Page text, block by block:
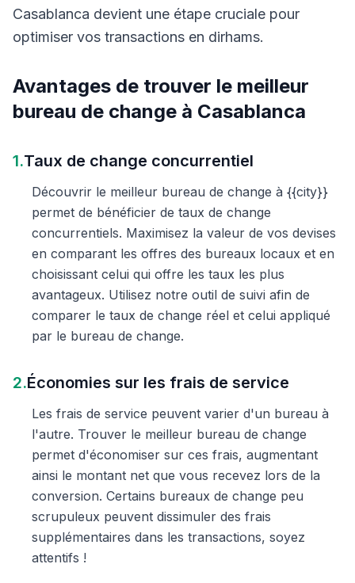
Casablanca devient une étape cruciale pour
optimiser vos transactions en dirhams.
Avantages de trouver le meilleur
bureau de change à Casablanca
1.Taux de change concurrentiel
Découvrir le meilleur bureau de change à {{city}}
permet de bénéficier de taux de change
concurrentiels. Maximisez la valeur de vos devises
en comparant les offres des bureaux locaux et en
choisissant celui qui offre les taux les plus
avantageux. Utilisez notre outil de suivi afin de
comparer le taux de change réel et celui appliqué
par le bureau de change.
2.Économies sur les frais de service
Les frais de service peuvent varier d'un bureau à
l'autre. Trouver le meilleur bureau de change
permet d'économiser sur ces frais, augmentant
ainsi le montant net que vous recevez lors de la
conversion. Certains bureaux de change peu
scrupuleux peuvent dissimuler des frais
supplémentaires dans les transactions, soyez
attentifs !